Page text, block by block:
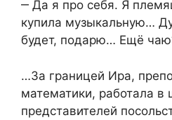
‒ Да я про себя. Я
купила музыкальную…
будет, подарю… Ещё
…За границей Ира,
математики, работала в
представителей